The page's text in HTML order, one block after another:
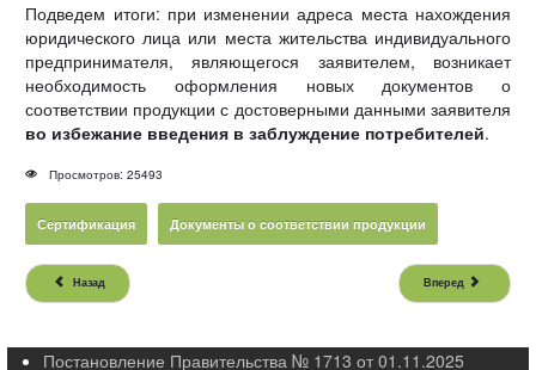
Подведем итоги: при изменении адреса места нахождения
юридического лица или места жительства индивидуального
предпринимателя, являющегося заявителем, возникает
необходимость оформления новых документов о
соответствии продукции с достоверными данными заявителя
во избежание введения в заблуждение потребителей.
Просмотров: 25493
Сертификация Документы о соответствии продукции
Назад Вперед
Постановление Правительства № 1713 от 01.11.2025